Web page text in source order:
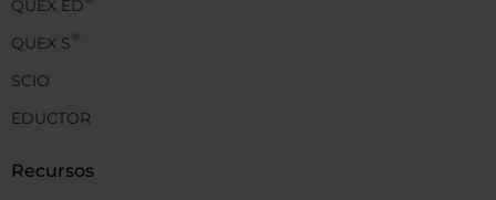
QUEX ED
QUEX S®
SCIO
EDUCTOR
Recursos